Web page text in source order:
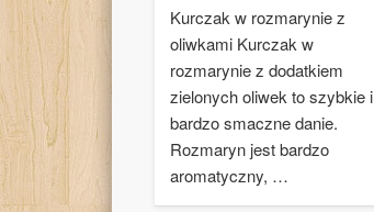
Kurczak w rozmarynie z
oliwkami Kurczak w
rozmarynie z dodatkiem
zielonych oliwek to szybkie i
bardzo smaczne danie.
Rozmaryn jest bardzo
aromatyczny, …